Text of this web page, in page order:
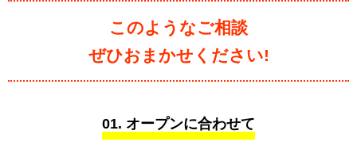
このようなご相談
ぜひおまかせください!
01. オープンに合わせて